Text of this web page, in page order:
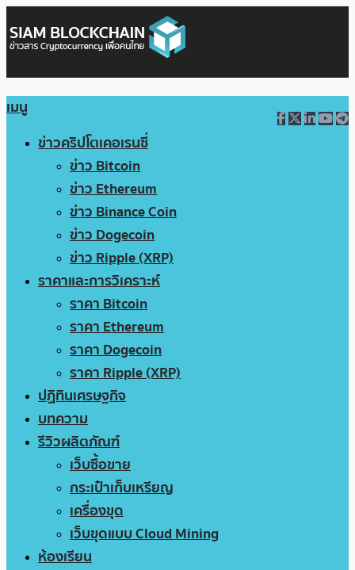
เมนู
ข่าวคริปโตเคอเรนซี่
ข่าว Bitcoin
ข่าว Ethereum
ข่าว Binance Coin
ข่าว Dogecoin
ข่าว Ripple (XRP)
ราคาและการวิเคราะห์
ราคา Bitcoin
ราคา Ethereum
ราคา Dogecoin
ราคา Ripple (XRP)
ปฏิทินเศรษฐกิจ
บทความ
รีวิวผลิตภัณฑ์
เว็บซื้อขาย
กระเป๋าเก็บเหรียญ
เครื่องขุด
เว็บขุดแบบ Cloud Mining
ห้องเรียน